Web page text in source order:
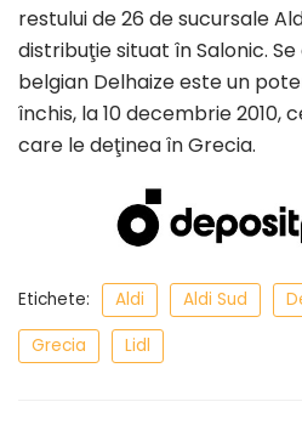
restului de 26 de sucursale
distribuţie situat în Salonic.
belgian Delhaize este un
închis, la 10 decembrie 2010,
care le deţinea în Grecia.
Etichete: Aldi Aldi Sud
Grecia
Lidl